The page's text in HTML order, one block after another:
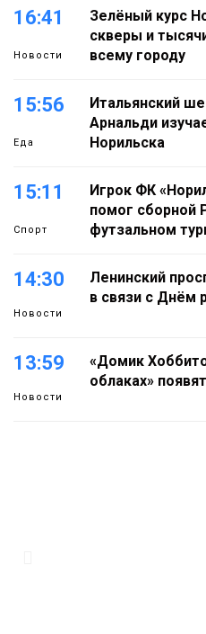
16:41
Новости
Зелёный курс
скверы и
всему городу
15:56
Еда
Итальянский
Арнальди
Норильска
15:11
Спорт
Игрок ФК
помог сборной
футзальном
14:30
Новости
Ленинский
в связи с Днём
13:59
Новости
«Домик
облаках»